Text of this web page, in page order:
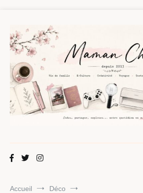
contenu
Maman Chou
Accueil
Déco